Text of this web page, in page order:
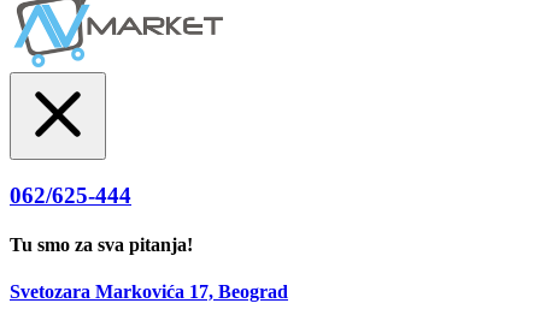
062/625-444
Tu smo za sva pitanja!
Svetozara Markovića 17, Beograd